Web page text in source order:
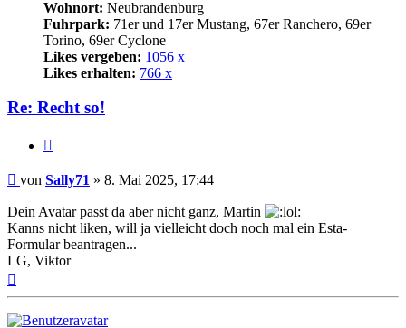
Wohnort: Neubrandenburg
Fuhrpark: 71er und 17er Mustang, 67er Ranchero, 69er
Torino, 69er Cyclone
Likes vergeben: 1056 x
Likes erhalten: 766 x
Re: Recht so!
Beitrag
von Sally71 » 8. Mai 2025, 17:44
Dein Avatar passt da aber nicht ganz, Martin
Kanns nicht liken, will ja vielleicht doch noch mal ein Esta-
Formular beantragen...
LG, Viktor